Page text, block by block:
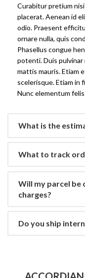
Curabitur pretium
placerat. Aenean id
odio. Praesent
ornare nulla, quis
Phasellus congue
potenti. Duis pulvinar
mattis mauris. Etiam
scelerisque. Etiam in
Nunc elementum
What is the
What to track
Will my parcel be
charges?
Do you ship